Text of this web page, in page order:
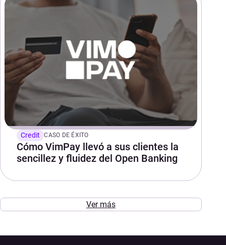
Credit CASO DE ÉXITO
Cómo VimPay llevó a sus clientes la
sencillez y fluidez del Open Banking
Ver más